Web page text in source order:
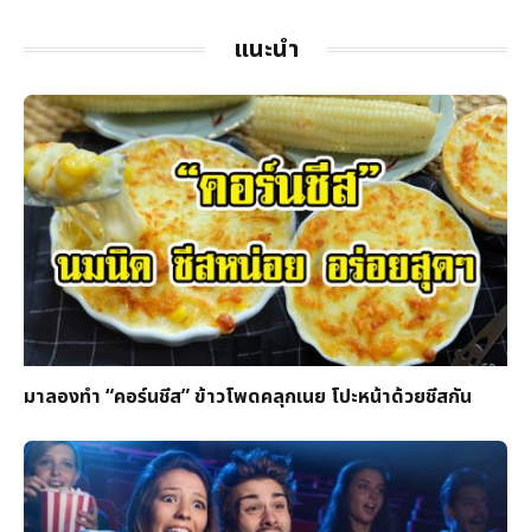
แนะนำ
มาลองทำ “คอร์นชีส” ข้าวโพดคลุกเนย โปะหน้าด้วยชีสกัน